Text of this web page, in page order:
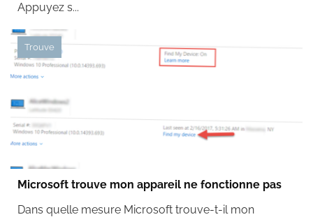
Appuyez s...
Trouve
Microsoft trouve mon appareil ne fonctionne pas
Dans quelle mesure Microsoft trouve-t-il mon